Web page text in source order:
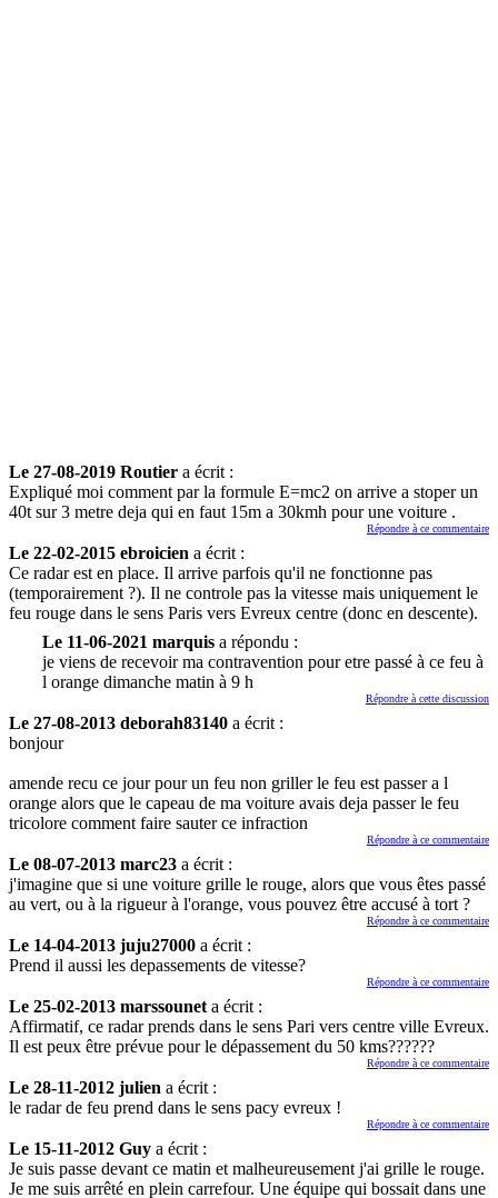
Le 27-08-2019 Routier a écrit :
Expliqué moi comment par la formule E=mc2 on arrive a stoper un
40t sur 3 metre deja qui en faut 15m a 30kmh pour une voiture .
Répondre à ce commentaire
Le 22-02-2015 ebroicien a écrit :
Ce radar est en place. Il arrive parfois qu'il ne fonctionne pas
(temporairement ?). Il ne controle pas la vitesse mais uniquement le
feu rouge dans le sens Paris vers Evreux centre (donc en descente).
Le 11-06-2021 marquis a répondu :
je viens de recevoir ma contravention pour etre passé à ce feu à
l orange dimanche matin à 9 h
Répondre à cette discussion
Le 27-08-2013 deborah83140 a écrit :
bonjour
amende recu ce jour pour un feu non griller le feu est passer a l
orange alors que le capeau de ma voiture avais deja passer le feu
tricolore comment faire sauter ce infraction
Répondre à ce commentaire
Le 08-07-2013 marc23 a écrit :
j'imagine que si une voiture grille le rouge, alors que vous êtes passé
au vert, ou à la rigueur à l'orange, vous pouvez être accusé à tort ?
Répondre à ce commentaire
Le 14-04-2013 juju27000 a écrit :
Prend il aussi les depassements de vitesse?
Répondre à ce commentaire
Le 25-02-2013 marssounet a écrit :
Affirmatif, ce radar prends dans le sens Pari vers centre ville Evreux.
Il est peux être prévue pour le dépassement du 50 kms??????
Répondre à ce commentaire
Le 28-11-2012 julien a écrit :
le radar de feu prend dans le sens pacy evreux !
Répondre à ce commentaire
Le 15-11-2012 Guy a écrit :
Je suis passe devant ce matin et malheureusement j'ai grille le rouge.
Je me suis arrêté en plein carrefour. Une équipe qui bossait dans une